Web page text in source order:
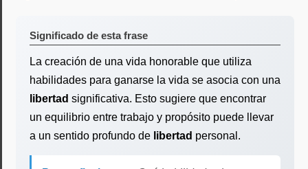
Significado de esta frase
La creación de una vida honorable que utiliza
habilidades para ganarse la vida se asocia con una
libertad significativa. Esto sugiere que encontrar
un equilibrio entre trabajo y propósito puede llevar
a un sentido profundo de libertad personal.